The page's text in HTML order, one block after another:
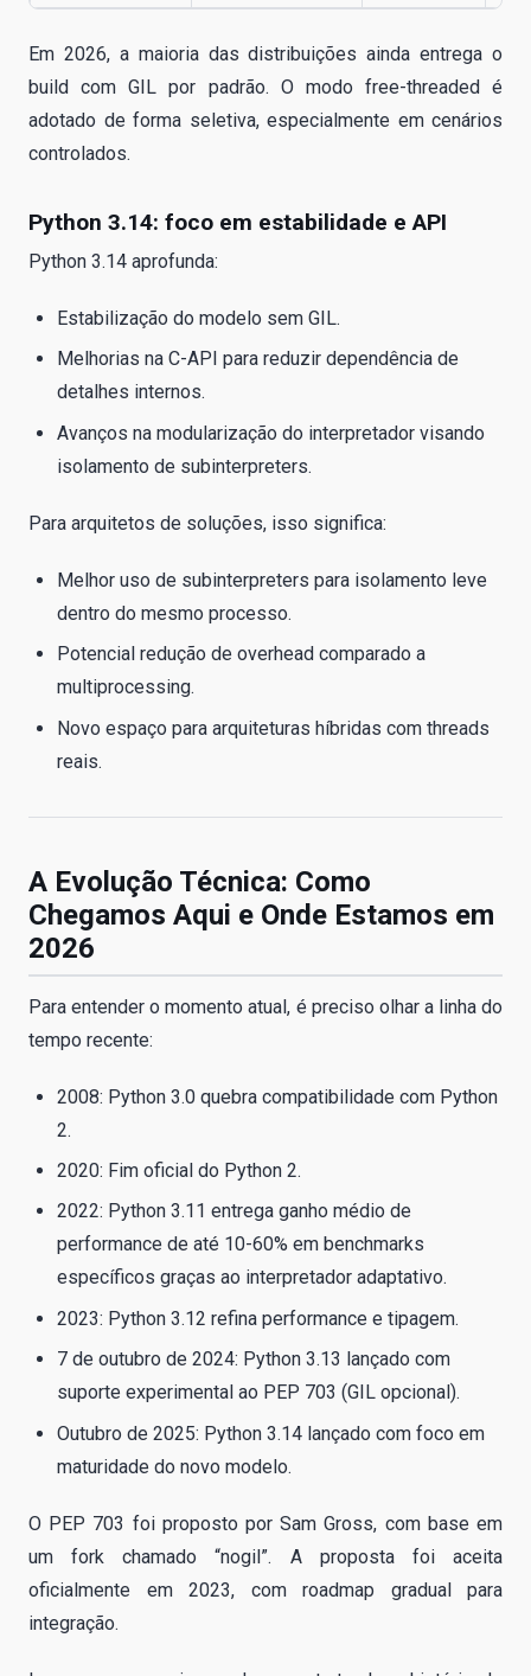
Em 2026, a maioria das distribuições ainda entrega o
build com GIL por padrão. O modo free-threaded é
adotado de forma seletiva, especialmente em cenários
controlados.
Python 3.14: foco em estabilidade e API
Python 3.14 aprofunda:
Estabilização do modelo sem GIL.
Melhorias na C-API para reduzir dependência de
detalhes internos.
Avanços na modularização do interpretador visando
isolamento de subinterpreters.
Para arquitetos de soluções, isso significa:
Melhor uso de subinterpreters para isolamento leve
dentro do mesmo processo.
Potencial redução de overhead comparado a
multiprocessing.
Novo espaço para arquiteturas híbridas com threads
reais.
A Evolução Técnica: Como
Chegamos Aqui e Onde Estamos em
2026
Para entender o momento atual, é preciso olhar a linha do
tempo recente:
2008: Python 3.0 quebra compatibilidade com Python
2.
2020: Fim oficial do Python 2.
2022: Python 3.11 entrega ganho médio de
performance de até 10-60% em benchmarks
específicos graças ao interpretador adaptativo.
2023: Python 3.12 refina performance e tipagem.
7 de outubro de 2024: Python 3.13 lançado com
suporte experimental ao PEP 703 (GIL opcional).
Outubro de 2025: Python 3.14 lançado com foco em
maturidade do novo modelo.
O PEP 703 foi proposto por Sam Gross, com base em
um fork chamado “nogil”. A proposta foi aceita
oficialmente em 2023, com roadmap gradual para
integração.